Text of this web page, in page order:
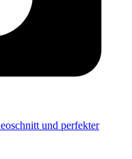
und perfekter